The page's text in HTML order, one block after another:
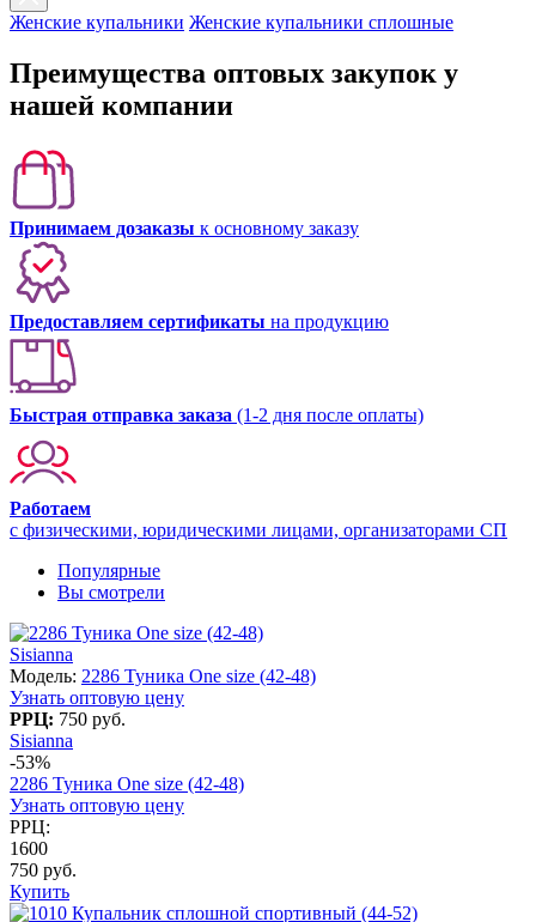
Женские купальники Женские купальники сплошные
Преимущества оптовых закупок у
нашей компании
Принимаем дозаказы к основному заказу
Предоставляем сертификаты на продукцию
Быстрая отправка заказа (1-2 дня после оплаты)
Работаем
с физическими, юридическими лицами, организаторами СП
Популярные
Вы смотрели
Sisianna
Модель: 2286 Туника One size (42-48)
Узнать оптовую цену
РРЦ: 750 руб.
Sisianna
-53%
2286 Туника One size (42-48)
Узнать оптовую цену
РРЦ:
1600
750 руб.
Купить